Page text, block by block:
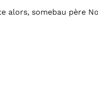
alors, somebau père